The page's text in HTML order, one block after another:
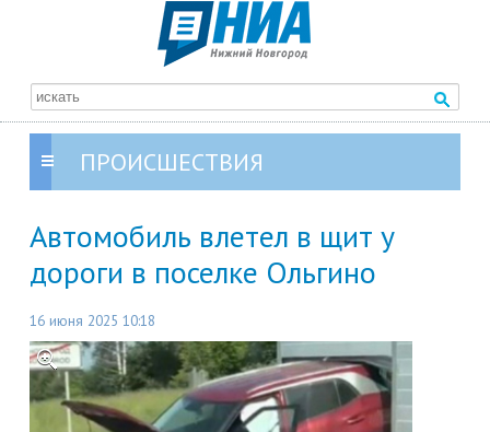
ПРОИСШЕСТВИЯ
Автомобиль влетел в щит у
дороги в поселке Ольгино
16 июня 2025 10:18